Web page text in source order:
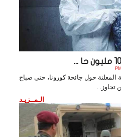
حول جائحة كورونا، حتى صباح
.
الـمــزيـد